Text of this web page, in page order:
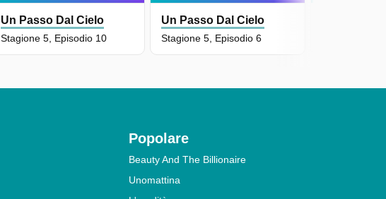
Un Passo Dal Cielo
Stagione 5, Episodio 10
Un Passo Dal Cielo
Stagione 5, Episodio 6
Popolare
Beauty And The Billionaire
Unomattina